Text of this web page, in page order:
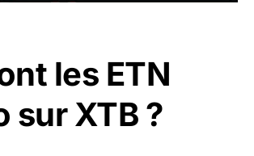
les ETN
sur XTB ?